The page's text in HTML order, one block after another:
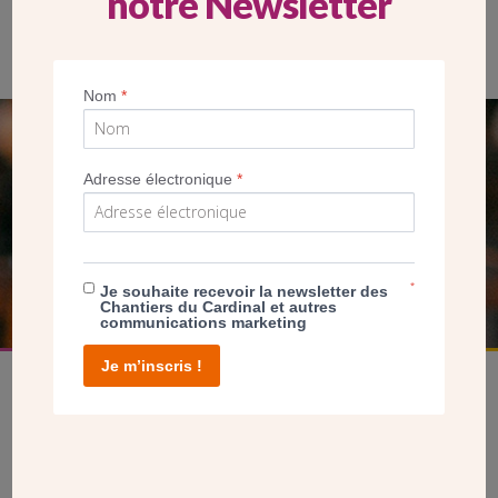
Vue sur le nouvel oratoire Saint Carlo Acutis depuis l’étage des
SEUL VOTRE DON
NOUS PERMET D’AGIR
FAIRE UN DON
Nom*
Adresse électronique*
Je souhaite recevoir la newsletter des
Chantiers du Cardinal et autres
communications marketing
*
Je m’inscris !